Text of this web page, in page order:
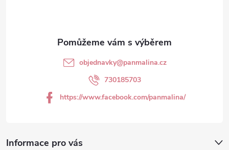
Informace pro vás
objednavky@panmalina.cz
730185703
https://www.facebook.com/panmalina/